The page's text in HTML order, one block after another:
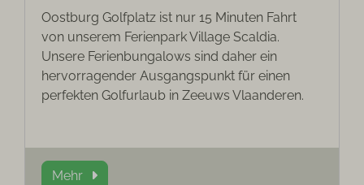
Oostburg Golfplatz ist nur 15 Minuten Fahrt
von unserem Ferienpark Village Scaldia.
Unsere Ferienbungalows sind daher ein
hervorragender Ausgangspunkt für einen
perfekten Golfurlaub in Zeeuws Vlaanderen.
Mehr